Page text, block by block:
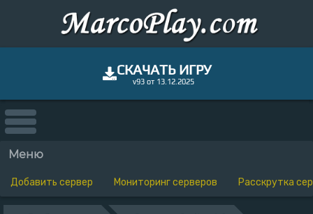
СКАЧАТЬ ИГРУ
v93 от 13.12.2025
Меню
Добавить сервер Мониторинг серверов Расскрутка